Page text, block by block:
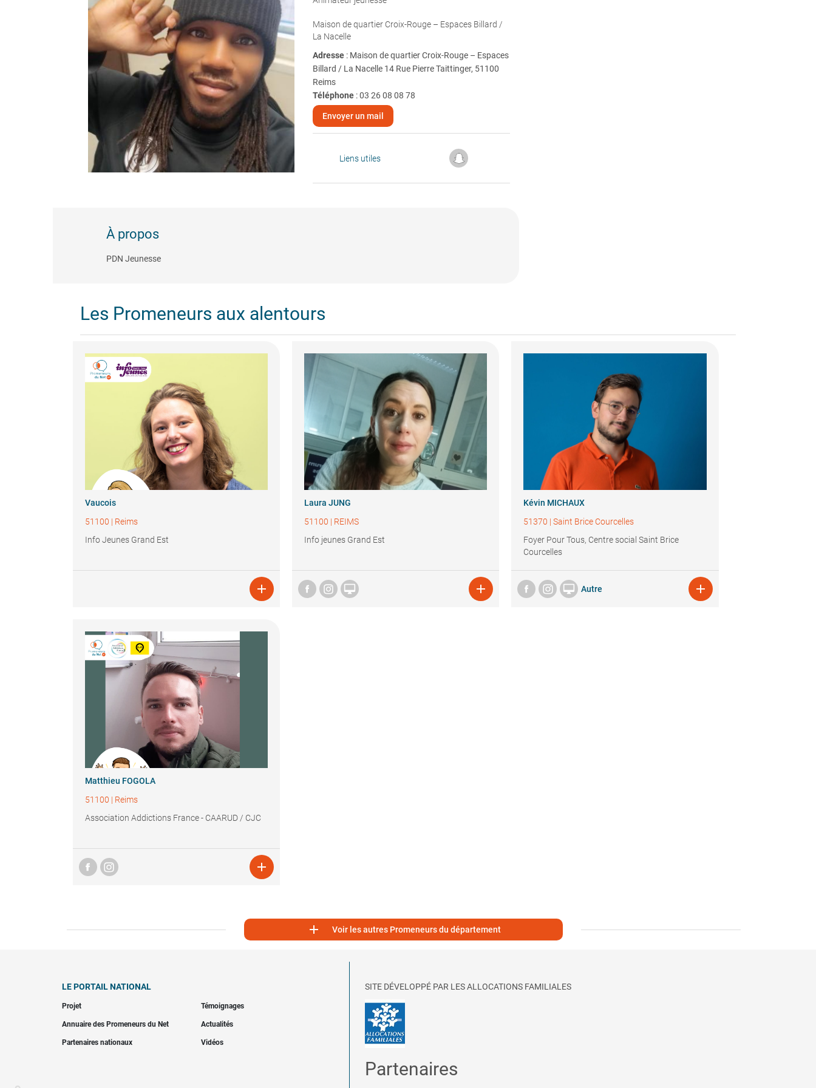
Maison de quartier Croix-Rouge – Espaces Billard /
La Nacelle
Adresse : Maison de quartier Croix-Rouge – Espaces
Billard / La Nacelle 14 Rue Pierre Taittinger, 51100
Reims
Téléphone:03 26 08 08 78
Envoyer un mail
Liens utiles
À propos
PDN Jeunesse
Les Promeneurs aux alentours
Vaucois
51100 | Reims
Info Jeunes Grand Est

Laura JUNG
51100 | REIMS
Info jeunes Grand Est
 
Kévin MICHAUX
51370 |Saint Brice Courcelles
Foyer Pour Tous, Centre social Saint Brice
Courcelles
 Autre 
Matthieu FOGOLA
51100 | Reims
Association Addictions France - CAARUD / CJC

 Voir les autres Promeneurs du département
LE PORTAIL NATIONAL
Projet Témoignages
Annuaire des Promeneurs du Net Actualités
Partenaires nationaux Vidéos
SITE DÉVELOPPÉ PAR LES ALLOCATIONS FAMILIALES
Partenaires